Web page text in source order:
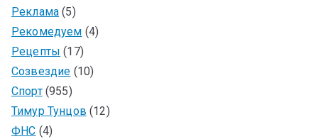
Реклама (5)
Рекомедуем (4)
Рецепты (17)
Созвездие (10)
Спорт(955)
Тимур Тунцов (12)
ФНС (4)